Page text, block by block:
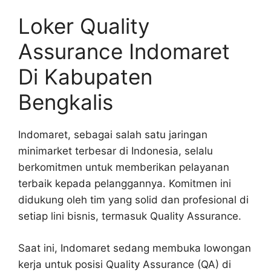
Loker Quality
Assurance Indomaret
Di Kabupaten
Bengkalis
Indomaret, sebagai salah satu jaringan
minimarket terbesar di Indonesia, selalu
berkomitmen untuk memberikan pelayanan
terbaik kepada pelanggannya. Komitmen ini
didukung oleh tim yang solid dan profesional di
setiap lini bisnis, termasuk Quality Assurance.
Saat ini, Indomaret sedang membuka lowongan
kerja untuk posisi Quality Assurance (QA) di